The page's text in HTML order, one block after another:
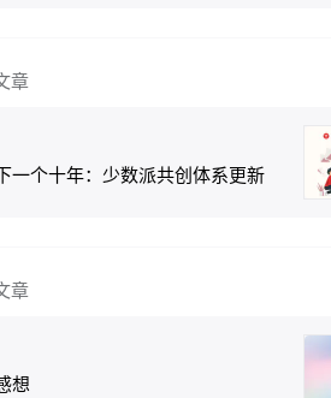
章
一个十年：少数派共创体系更新
章
想